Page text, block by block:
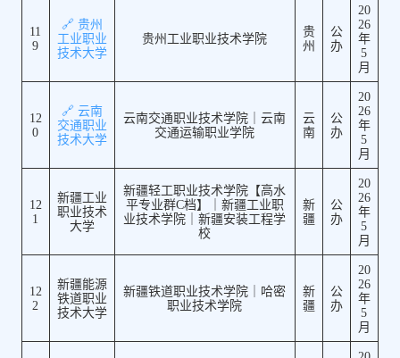
11
9
🔗 贵州
工业职业
技术大学
贵州工业职业技术学院
贵
州
公
办
20
26
年
5
月
12
0
🔗 云南
交通职业
技术大学
云南交通职业技术学院｜云南
交通运输职业学院
云
南
公
办
20
26
年
5
月
12
1
新疆工业
职业技术
大学
新疆轻工职业技术学院【高水
平专业群C档】｜新疆工业职
业技术学院｜新疆安装工程学
校
新
疆
公
办
20
26
年
5
月
12
2
新疆能源
铁道职业
技术大学
新疆铁道职业技术学院｜哈密
职业技术学院
新
疆
公
办
20
26
年
5
月